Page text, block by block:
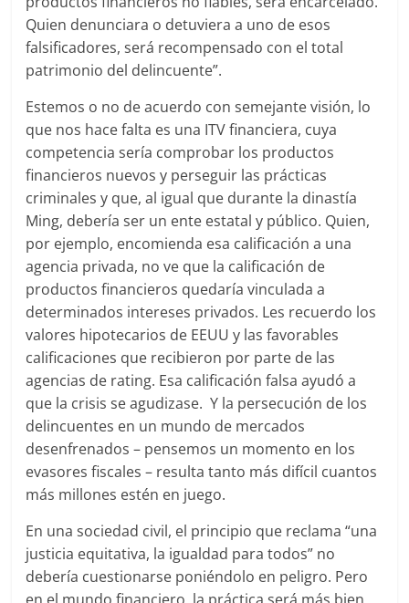
Quien denunciara o detuviera a uno de esos
falsificadores, será recompensado con el total
patrimonio del delincuente”.
Estemos o no de acuerdo con semejante visión, lo
que nos hace falta es una ITV financiera, cuya
competencia sería comprobar los productos
financieros nuevos y perseguir las prácticas
criminales y que, al igual que durante la dinastía
Ming, debería ser un ente estatal y público. Quien,
por ejemplo, encomienda esa calificación a una
agencia privada, no ve que la calificación de
productos financieros quedaría vinculada a
determinados intereses privados. Les recuerdo los
valores hipotecarios de EEUU y las favorables
calificaciones que recibieron por parte de las
agencias de rating. Esa calificación falsa ayudó a
que la crisis se agudizase. Y la persecución de los
delincuentes en un mundo de mercados
desenfrenados – pensemos un momento en los
evasores fiscales – resulta tanto más difícil cuantos
más millones estén en juego.
En una sociedad civil, el principio que reclama “una
justicia equitativa, la igualdad para todos” no
debería cuestionarse poniéndolo en peligro. Pero